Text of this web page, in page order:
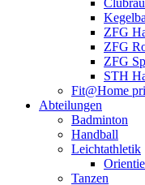
ZFG
ZFG
ZFG
STH
Fit@Home
Abteilungen
Badminton
Handball
Leichtathletik
Tanzen